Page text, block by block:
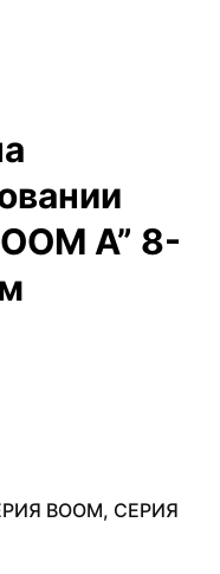
A” 8-
ВOOM, СЕРИЯ